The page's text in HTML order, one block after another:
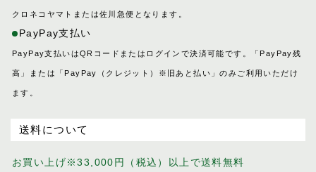
フロイント
プログレス
ホースマン
レイヤー
LIFE IN A NORTHERN LAND
クロネコヤマトまたは佐川急便となります。
PayPay支払い
PayPay支払いはQRコードまたはログインで決済可能です。「PayPay残
高」または「PayPay（クレジット）※旧あと払い」のみご利用いただけ
ます。
送料について
お買い上げ※33,000円（税込）以上で送料無料